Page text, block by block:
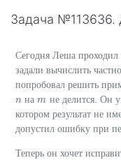
Задача №113636.
Сегодня Леша
задали вычислить
попробовал решить
n
n наm
m не делится. Он
котором результат не
допустил ошибку при
Теперь он хочет